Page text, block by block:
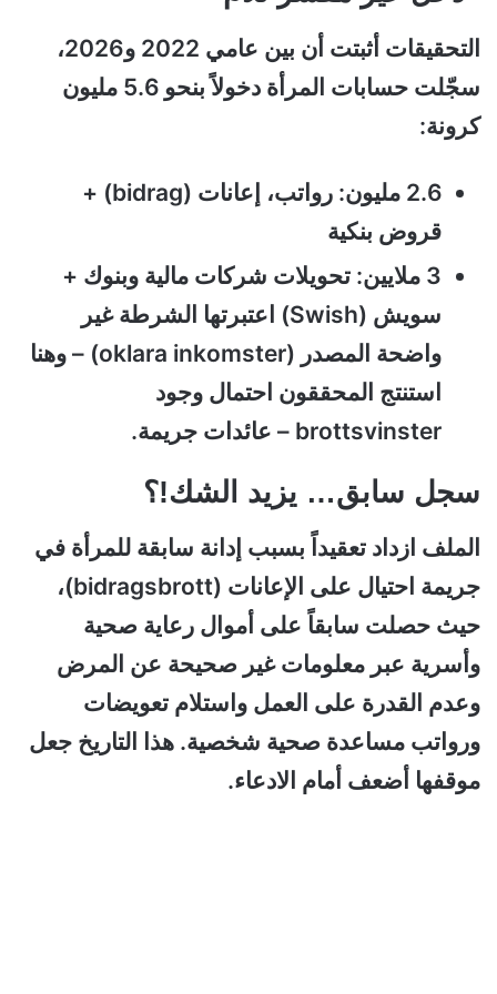
التحقيقات أثبتت أن بين عامي 2022 و2026،
سجّلت حسابات المرأة دخولاً بنحو 5.6 مليون
كرونة:
2.6 مليون: رواتب، إعانات (bidrag) +
قروض بنكية
3 ملايين: تحويلات شركات مالية وبنوك +
سويش (Swish) اعتبرتها الشرطة غير
واضحة المصدر (oklara inkomster) –
وهنا
استنتج المحققون احتمال وجود
brottsvinster – عائدات جريمة.
سجل سابق… يزيد الشك!؟
الملف ازداد تعقيداً بسبب إدانة سابقة للمرأة في
جريمة احتيال على الإعانات (bidragsbrott)،
حيث حصلت سابقاً على أموال رعاية صحية
وأسرية عبر معلومات غير صحيحة عن المرض
وعدم القدرة على العمل واستلام تعويضات
ورواتب مساعدة صحية شخصية. هذا التاريخ جعل
موقفها أضعف أمام الادعاء.